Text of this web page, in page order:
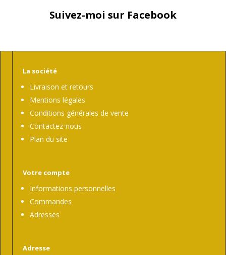
Suivez-moi sur Facebook
La société
Livraison et retours
Mentions légales
Conditions générales de vente
Contactez-nous
Plan du site
Votre compte
Informations personnelles
Commandes
Adresses
Adresse